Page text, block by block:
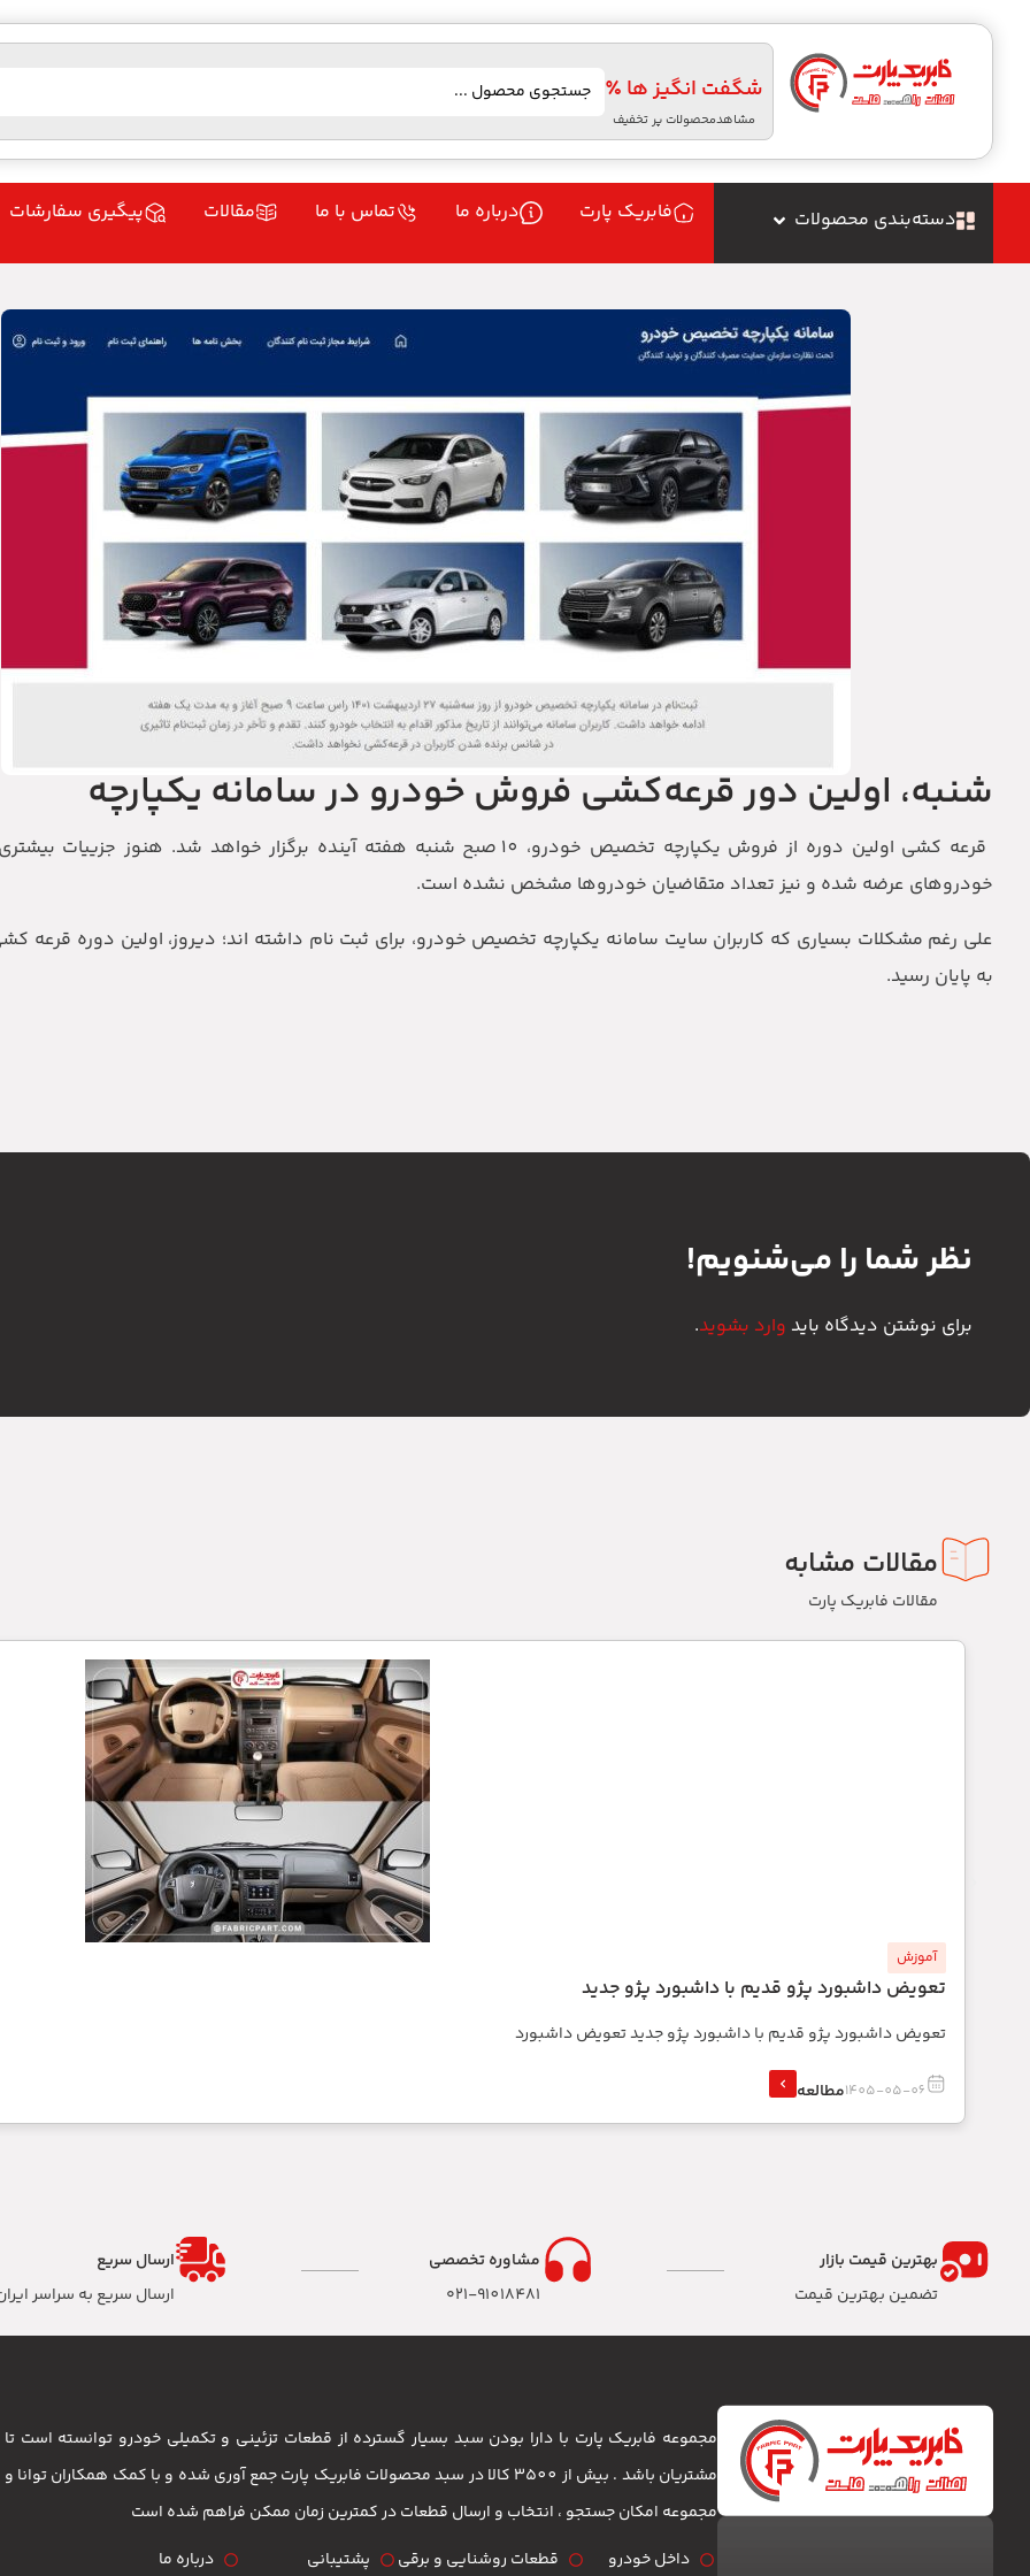
شگفت انگیز ها ٪
مشاهدمحصولات پر تخفیف
دسته‌بندی محصولات فابریک پارت درباره ما تماس با ما مقالات پیگیری سفارشات
شنبه، اولین دور قرعه‌کشی فروش خودرو در سامانه یکپارچه
قرعه کشی اولین دوره از فروش یکپارچه تخصیص خودرو، 10 صبح شنبه هفته آینده برگزار خواهد شد.
خودروهای عرضه شده و نیز تعداد متقاضیان خودروها مشخص نشده است.
علی رغم مشکلات بسیاری که کاربران سایت سامانه یکپارچه تخصیص خودرو، برای ثبت نام داشته اند؛ دیروز، اولین دوره
به پایان رسید.
نظر شما را می‌شنویم!
برای نوشتن دیدگاه باید وارد بشوید.
مقالات مشابه
مقالات فابریک پارت
آموزش
تعویض داشبورد پژو قدیم با داشبورد پژو جدید
تعویض داشبورد پژو قدیم با داشبورد پژو جدید تعویض داشبورد
1405-05-06مطالعه
بهترین قیمت بازار
تضمین بهترین قیمت
مشاوره تخصصی
۰۲۱-91018481
ارسال سریع
ارسال سریع به سراسر
مجموعه فابریک پارت با دارا بودن سبد بسیار گسترده از قطعات تزئینی و تکمیلی خودرو توانسته
مشتریان باشد . بیش از 3500 کالا در سبد محصولات فابریک پارت جمع آوری شده و با کمک همکاران
مجموعه امکان جستجو ، انتخاب و ارسال قطعات در کمترین زمان ممکن فراهم شده است
داخل خودرو
قطعات روشنایی و برقی پشتیبانی درباره ما